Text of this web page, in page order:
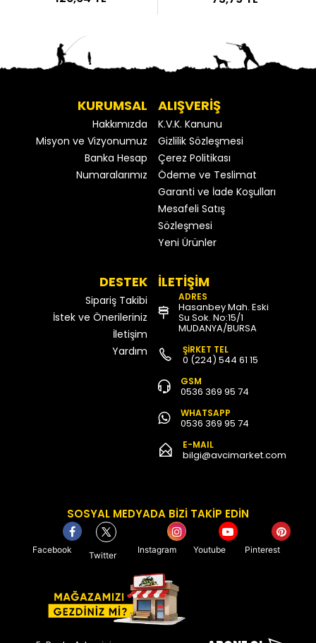
KURUMSAL
Hakkımızda
Misyon ve Vizyonumuz
Banka Hesap
Numaralarımız
ALIŞVERİŞ
K.V.K. Kanunu
Gizlilik Sözleşmesi
Çerez Politikası
Ödeme ve Teslimat
Garanti ve İade Koşulları
Mesafeli Satış
Sözleşmesi
Yeni Ürünler
DESTEK
Sipariş Takibi
İstek ve Önerileriniz
İletişim
Yardım
İLETİŞİM
ADRES
Hasanbey Mah. Eski
Su Sok. No:15/1
MUDANYA/BURSA
ŞİRKET TEL
0 (224) 544 61 15
GSM
0536 369 95 74
WHATSAPP
0536 369 95 74
E-MAIL
bilgi@avcimarket.com
SOSYAL MEDYADA BİZİ TAKİP EDİN
Facebook
Twitter
Instagram Youtube Pinterest